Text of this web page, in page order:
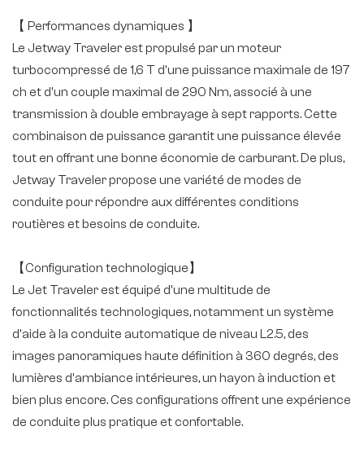
【 Performances dynamiques 】
Le Jetway Traveler est propulsé par un moteur
turbocompressé de 1,6 T d'une puissance maximale de 197
ch et d'un couple maximal de 290 Nm, associé à une
transmission à double embrayage à sept rapports. Cette
combinaison de puissance garantit une puissance élevée
tout en offrant une bonne économie de carburant. De plus,
Jetway Traveler propose une variété de modes de
conduite pour répondre aux différentes conditions
routières et besoins de conduite.
【Configuration technologique】
Le Jet Traveler est équipé d'une multitude de
fonctionnalités technologiques, notamment un système
d'aide à la conduite automatique de niveau L2.5, des
images panoramiques haute définition à 360 degrés, des
lumières d'ambiance intérieures, un hayon à induction et
bien plus encore. Ces configurations offrent une expérience
de conduite plus pratique et confortable.